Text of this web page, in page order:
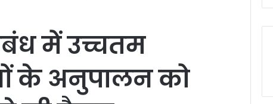
में उच्चतम
के अनुपालन को